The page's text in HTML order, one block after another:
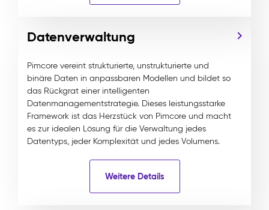
Datenverwaltung
Pimcore vereint strukturierte, unstrukturierte und
binäre Daten in anpassbaren Modellen und bildet so
das Rückgrat einer intelligenten
Datenmanagementstrategie. Dieses leistungsstarke
Framework ist das Herzstück von Pimcore und macht
es zur idealen Lösung für die Verwaltung jedes
Datentyps, jeder Komplexität und jedes Volumens.
Weitere Details